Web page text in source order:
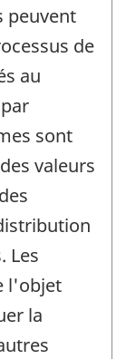
peuvent
de
au
sont
valeurs
Les
l'objet
la